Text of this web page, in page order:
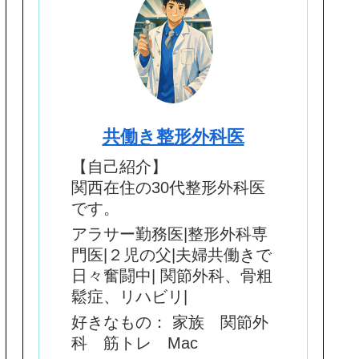
共働き整形外科医
【自己紹介】
関西在住の30代整形外科医
です。
アラサー勤務医|整形外科専
門医|２児の父|夫婦共働きで
日々奮闘中| 関節外科、骨粗
鬆症、リハビリ|
好きなもの： 家族 関節外
科 筋トレ Mac